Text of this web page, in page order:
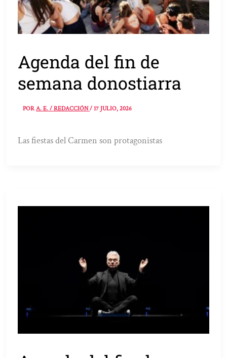
Agenda del fin de
semana donostiarra
PORA. E. / REDACCIÓN/17 JULIO, 2026
Las fiestas del Carmen son protagonistas